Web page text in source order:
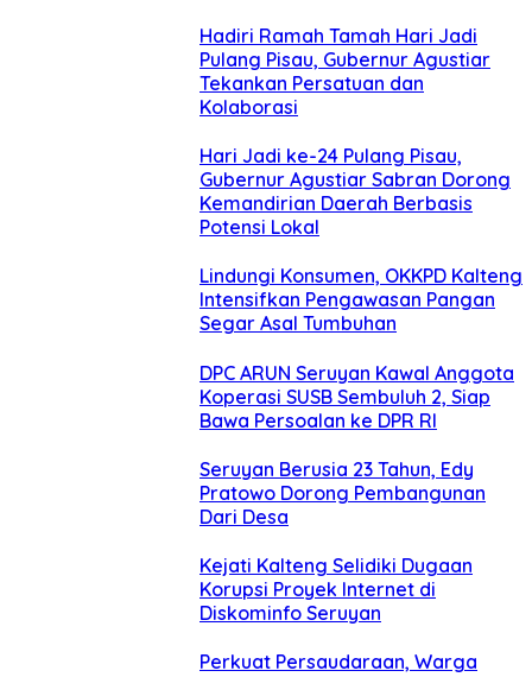
Hadiri Ramah Tamah Hari Jadi
Pulang Pisau, Gubernur Agustiar
Tekankan Persatuan dan
Kolaborasi
Hari Jadi ke-24 Pulang Pisau,
Gubernur Agustiar Sabran Dorong
Kemandirian Daerah Berbasis
Potensi Lokal
Lindungi Konsumen, OKKPD Kalteng
Intensifkan Pengawasan Pangan
Segar Asal Tumbuhan
DPC ARUN Seruyan Kawal Anggota
Koperasi SUSB Sembuluh 2, Siap
Bawa Persoalan ke DPR RI
Seruyan Berusia 23 Tahun, Edy
Pratowo Dorong Pembangunan
Dari Desa
Kejati Kalteng Selidiki Dugaan
Korupsi Proyek Internet di
Diskominfo Seruyan
Perkuat Persaudaraan, Warga